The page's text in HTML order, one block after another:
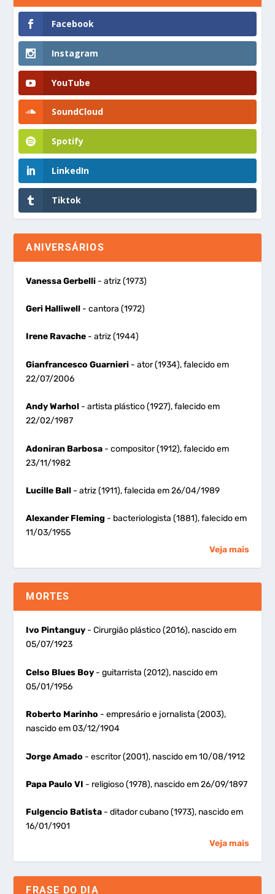
Facebook
Instagram
YouTube
SoundCloud
Spotify
LinkedIn
Tiktok
ANIVERSÁRIOS
Vanessa Gerbelli - atriz (1973)
Geri Halliwell - cantora (1972)
Irene Ravache - atriz (1944)
Gianfrancesco Guarnieri - ator (1934), falecido em
22/07/2006
Andy Warhol - artista plástico (1927), falecido em
22/02/1987
Adoniran Barbosa - compositor (1912), falecido em
23/11/1982
Lucille Ball - atriz (1911), falecida em 26/04/1989
Alexander Fleming - bacteriologista (1881), falecido em
11/03/1955
Veja mais
MORTES
Ivo Pintanguy - Cirurgião plástico (2016), nascido em
05/07/1923
Celso Blues Boy - guitarrista (2012), nascido em
05/01/1956
Roberto Marinho - empresário e jornalista (2003),
nascido em 03/12/1904
Jorge Amado - escritor (2001), nascido em 10/08/1912
Papa Paulo VI - religioso (1978), nascido em 26/09/1897
Fulgencio Batista - ditador cubano (1973), nascido em
16/01/1901
Veja mais
FRASE DO DIA